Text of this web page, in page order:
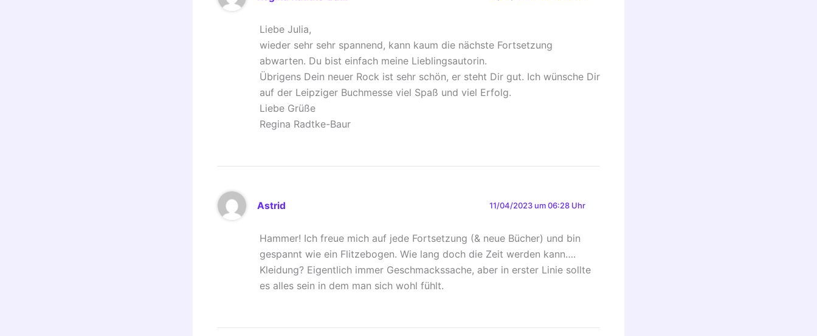
Liebe Julia,
wieder sehr sehr spannend, kann kaum die nächste Fortsetzung
abwarten. Du bist einfach meine Lieblingsautorin.
Übrigens Dein neuer Rock ist sehr schön, er steht Dir gut. Ich wünsche Dir
auf der Leipziger Buchmesse viel Spaß und viel Erfolg.
Liebe Grüße
Regina Radtke-Baur
Astrid 11/04/2023 um 06:28 Uhr
Hammer! Ich freue mich auf jede Fortsetzung (& neue Bücher) und bin
gespannt wie ein Flitzebogen. Wie lang doch die Zeit werden kann….
Kleidung? Eigentlich immer Geschmackssache, aber in erster Linie sollte
es alles sein in dem man sich wohl fühlt.